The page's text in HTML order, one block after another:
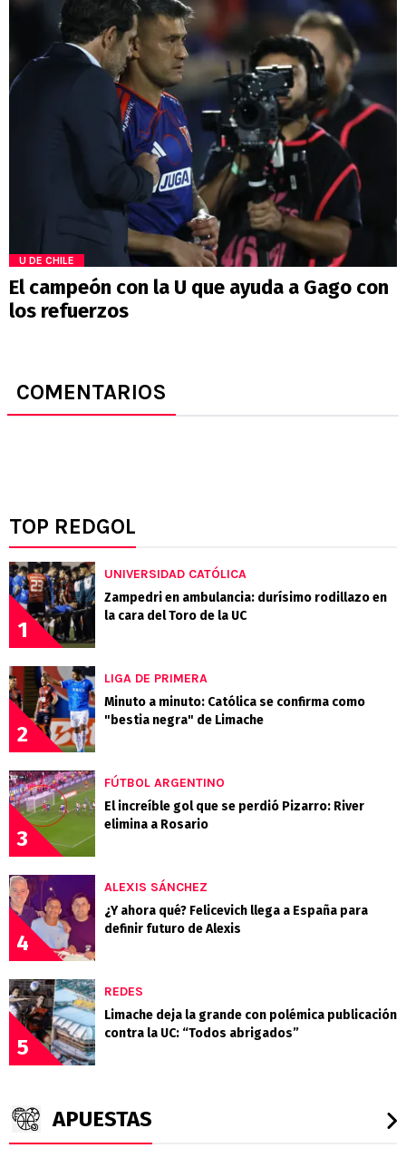
U DE CHILE
El campeón con la U que ayuda a Gago con
los refuerzos
COMENTARIOS
TOP REDGOL
1
UNIVERSIDAD CATÓLICA
Zampedri en ambulancia: durísimo rodillazo en
la cara del Toro de la UC
2
LIGA DE PRIMERA
Minuto a minuto: Católica se confirma como
"bestia negra" de Limache
3
FÚTBOL ARGENTINO
El increíble gol que se perdió Pizarro: River
elimina a Rosario
4
ALEXIS SÁNCHEZ
¿Y ahora qué? Felicevich llega a España para
definir futuro de Alexis
5
REDES
Limache deja la grande con polémica publicación
contra la UC: “Todos abrigados”
APUESTAS